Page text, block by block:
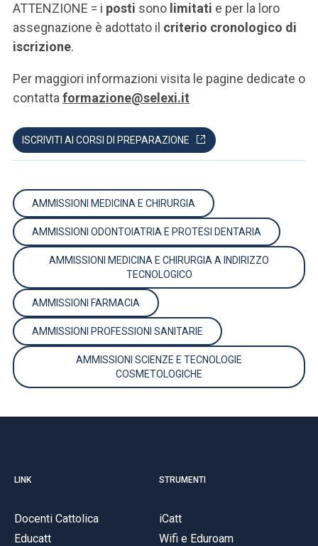
ATTENZIONE = i posti sono limitati e per la loro
assegnazione è adottato il criterio cronologico di
iscrizione.
Per maggiori informazioni visita le pagine dedicate o
contatta formazione@selexi.it
ISCRIVITI AI CORSI DI PREPARAZIONE
AMMISSIONI MEDICINA E CHIRURGIA
AMMISSIONI ODONTOIATRIA E PROTESI DENTARIA
AMMISSIONI MEDICINA E CHIRURGIA A INDIRIZZO
TECNOLOGICO
AMMISSIONI FARMACIA
AMMISSIONI PROFESSIONI SANITARIE
AMMISSIONI SCIENZE E TECNOLOGIE
COSMETOLOGICHE
LINK
Docenti Cattolica
Educatt
STRUMENTI
iCatt
Wifi e Eduroam